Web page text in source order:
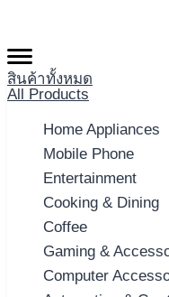
สินค้าทั้งหมด
All Products
Home Appliances
Mobile Phone
Entertainment
Cooking & Dining
Coffee
Gaming &
Computer